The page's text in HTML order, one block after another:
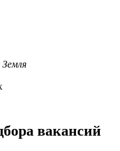
вакансий